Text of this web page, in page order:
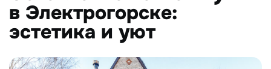
в Электрогорске:
эстетика и уют